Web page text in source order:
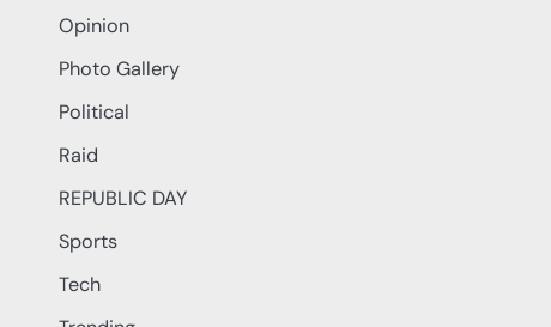
Opinion
Photo Gallery
Political
Raid
REPUBLIC DAY
Sports
Tech